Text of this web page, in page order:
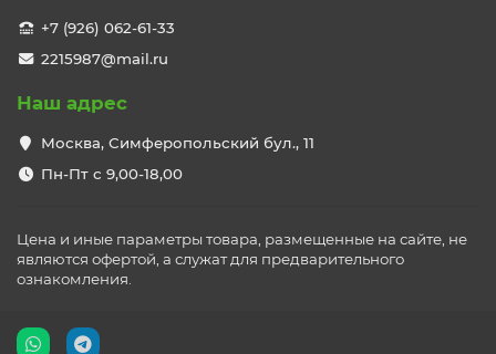
+7 (926) 062-61-33
2215987@mail.ru
Наш адрес
Москва, Симферопольский бул., 11
Пн-Пт с 9,00-18,00
Цена и иные параметры товара, размещенные на сайте, не
являются офертой, а служат для предварительного
ознакомления.